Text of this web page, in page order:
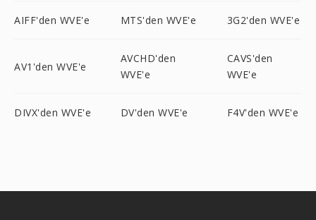
AIFF'den WVE'e MTS'den WVE'e 3G2'den WVE'e
AV1'den WVE'e
AVCHD'den
WVE'e
CAVS'den
WVE'e
DIVX'den WVE'e DV'den WVE'e F4V'den WVE'e